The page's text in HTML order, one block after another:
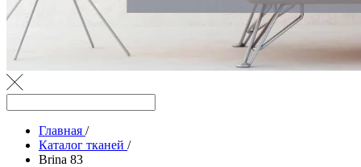
Главная /
Каталог тканей /
Brina 83